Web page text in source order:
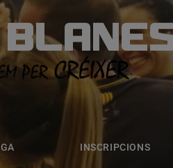
INSCRIPCIONS
INSCRIPCIONS